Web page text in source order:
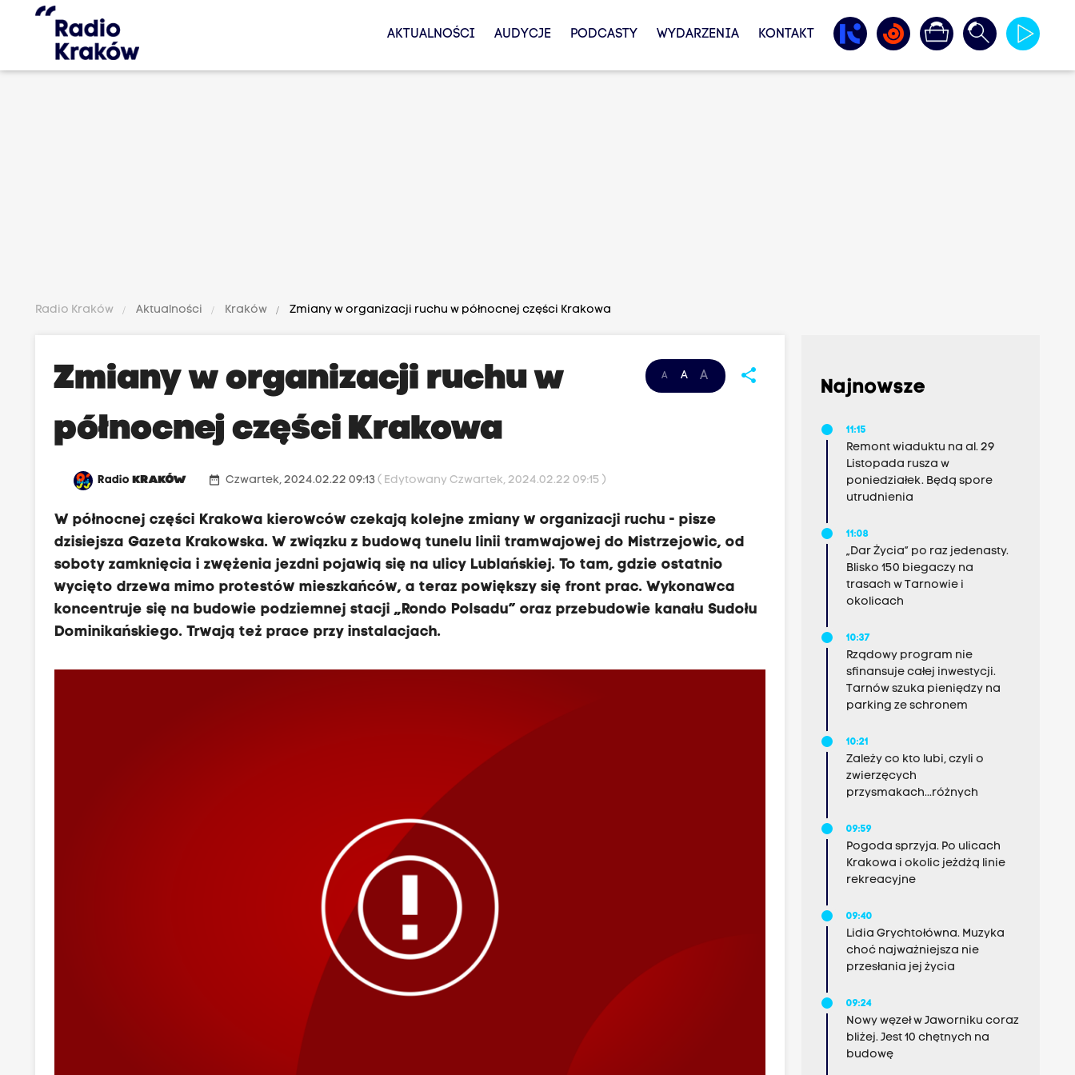
AKTUALNOŚCI AUDYCJE PODCASTY WYDARZENIA KONTAKT
Radio Kraków Aktualności Kraków Zmiany w organizacji ruchu w północnej części Krakowa
A A A share
Zmiany w organizacji ruchu w
północnej części Krakowa
RadioKRAKÓW date_range Czwartek, 2024.02.22 09:13( Edytowany Czwartek, 2024.02.22 09:15 )
W północnej części Krakowa kierowców czekają kolejne zmiany w organizacji ruchu - pisze
dzisiejsza Gazeta Krakowska. W związku z budową tunelu linii tramwajowej do Mistrzejowic, od
soboty zamknięcia i zwężenia jezdni pojawią się na ulicy Lublańskiej. To tam, gdzie ostatnio
wycięto drzewa mimo protestów mieszkańców, a teraz powiększy się front prac. Wykonawca
koncentruje się na budowie podziemnej stacji „Rondo Polsadu” oraz przebudowie kanału Sudołu
Dominikańskiego. Trwają też prace przy instalacjach.
Najnowsze
11:15
Remont wiaduktu na al. 29
Listopada rusza w
poniedziałek. Będą spore
utrudnienia
11:08
„Dar Życia” po raz jedenasty.
Blisko 150 biegaczy na
trasach w Tarnowie i
okolicach
10:37
Rządowy program nie
sfinansuje całej inwestycji.
Tarnów szuka pieniędzy na
parking ze schronem
10:21
Zależy co kto lubi, czyli o
zwierzęcych
przysmakach...różnych
09:59
Pogoda sprzyja. Po ulicach
Krakowa i okolic jeżdżą linie
rekreacyjne
09:40
Lidia Grychtołówna. Muzyka
choć najważniejsza nie
przesłania jej życia
09:24
Nowy węzeł w Jaworniku coraz
bliżej. Jest 10 chętnych na
budowę